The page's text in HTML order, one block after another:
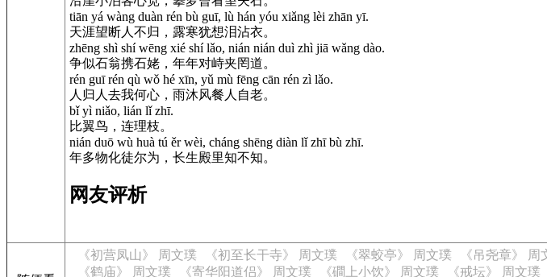
tiān yá wàng duàn rén bù guī, lù hán yóu xiǎng lèi zhān yī.
天涯望断人不归，露寒犹想泪沾衣。
zhēng shì shí wēng xié shí lǎo, nián nián duì zhì jiā wǎng dào.
争似石翁携石姥，年年对峙夹罔道。
rén guī rén qù wǒ hé xīn, yǔ mù fēng cān rén zì lǎo.
人归人去我何心，雨沐风餐人自老。
bǐ yì niǎo, lián lǐ zhī.
比翼鸟，连理枝。
nián duō wù huà tú ěr wèi, cháng shēng diàn lǐ zhī bù zhī.
年多物化徒尔为，长生殿里知不知。
网友评析
《初营凤山》 周文璞 《初至长干寺》 周文璞 《翠蛟亭》 周文璞 《吊尧章》 周
《鹤庙》 周文璞
《寄华阳道侣》 周文璞 《磵上小饮》 周文璞 《戒坛》 周文璞